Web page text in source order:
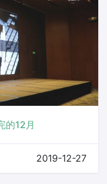
的12月
2019-12-27